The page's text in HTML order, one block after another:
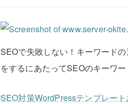
SEOで失敗しない！キーワード
をするにあたってSEOのキーワ
SEO対策WordPressテンプレート